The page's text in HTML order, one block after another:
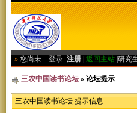
» 您尚未 登录 注册 返回主站 研究
三农中国读书论坛 » 论坛提示
三农中国读书论坛 提示信息